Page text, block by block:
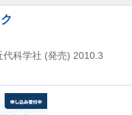
代科学社 (発売) 2010.3